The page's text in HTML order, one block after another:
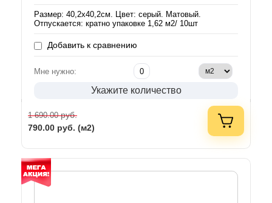
Размер: 40,2х40,2см. Цвет: серый. Матовый.
Отпускается: кратно упаковке 1,62 м2/ 10шт
Добавить к сравнению
Мне нужно:
Укажите количество
1 690.00руб.
790.00 руб. (м2)